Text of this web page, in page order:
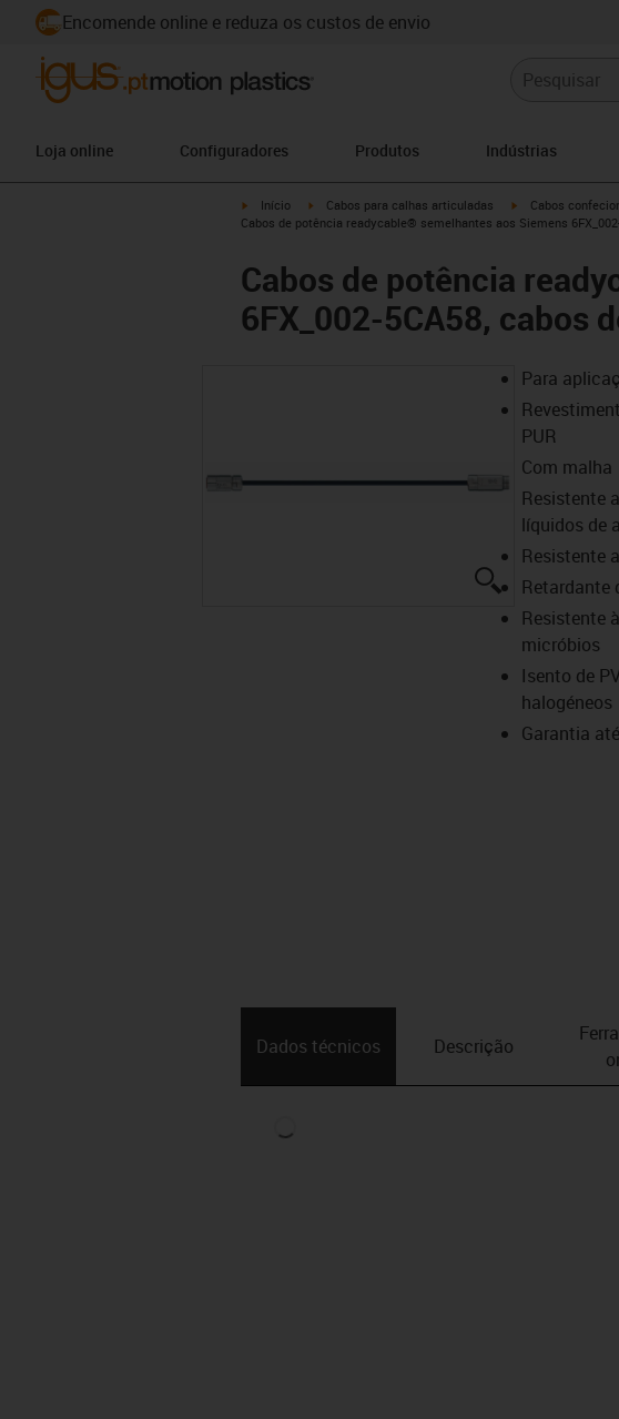
Encomende online e reduza os custos de envio
Loja online Configuradores Produtos Indústrias
igus-icon-arrow-right
Início igus-icon-arrow-right
Cabos para calhas articuladas igus-icon-arrow-
Cabos
Cabos de potência readycable® semelhantes aos Siemens
Cabos de potência
6FX_002-5CA58, cabos
igus-icon-lupe
Para
PUR
Com malha
Resistente
líquidos de
Resistente
Retardante
Resistente
micróbios
Isento de
halogéneos
Garantia
Dados técnicos Descrição